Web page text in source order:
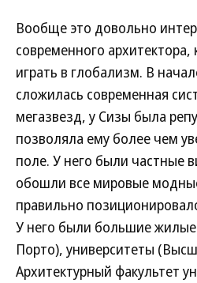
Вообще это довольно
современного архитектора,
играть в глобализм. В
сложилась современная
мегазвезд, у Сизы была
позволяла ему более чем
поле. У него были частные
обошли все мировые
правильно
У него были большие жилые
Порто), университеты
Архитектурный факультет